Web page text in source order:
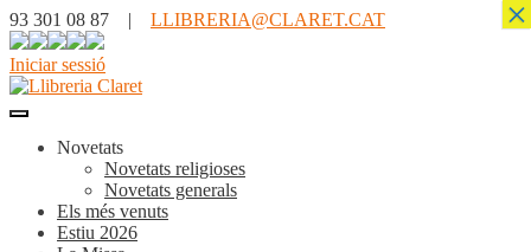
93 301 08 87 | LLIBRERIA@CLARET.CAT
Iniciar sessió
Novetats
Novetats religioses
Novetats generals
Els més venuts
Estiu 2026
×